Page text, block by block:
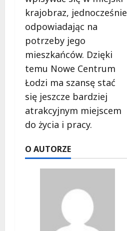
krajobraz, jednocześnie
odpowiadając na
potrzeby jego
mieszkańców. Dzięki
temu Nowe Centrum
Łodzi ma szansę stać
się jeszcze bardziej
atrakcyjnym miejscem
do życia i pracy.
O AUTORZE